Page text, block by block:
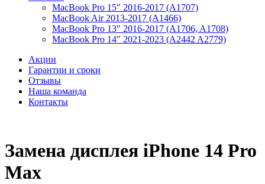
MacBook Pro 15″ 2016-2017 (A1707)
MacBook Air 2013-2017 (A1466)
MacBook Pro 13″ 2016-2017 (A1706, A1708)
MacBook Pro 14″ 2021-2023 (A2442 A2779)
Акции
Гарантии и сроки
Отзывы
Наша команда
Контакты
Замена дисплея iPhone 14 Pro
Max